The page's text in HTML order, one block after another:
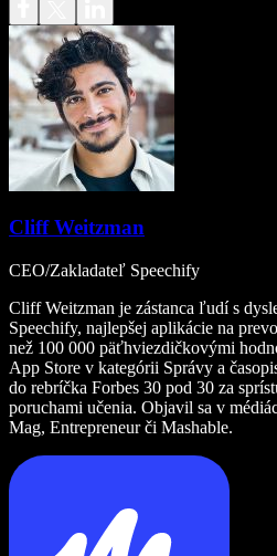
Cliff Weitzman
CEO/Zakladateľ Speechify
Cliff Weitzman je zástanca ľudí s
Speechify, najlepšej aplikácie na
než 100 000 päťhviezdičkovými
App Store v kategórii Správy a
do rebríčka Forbes 30 pod 30 za
poruchami učenia. Objavil sa v
Mag, Entrepreneur či Mashable.